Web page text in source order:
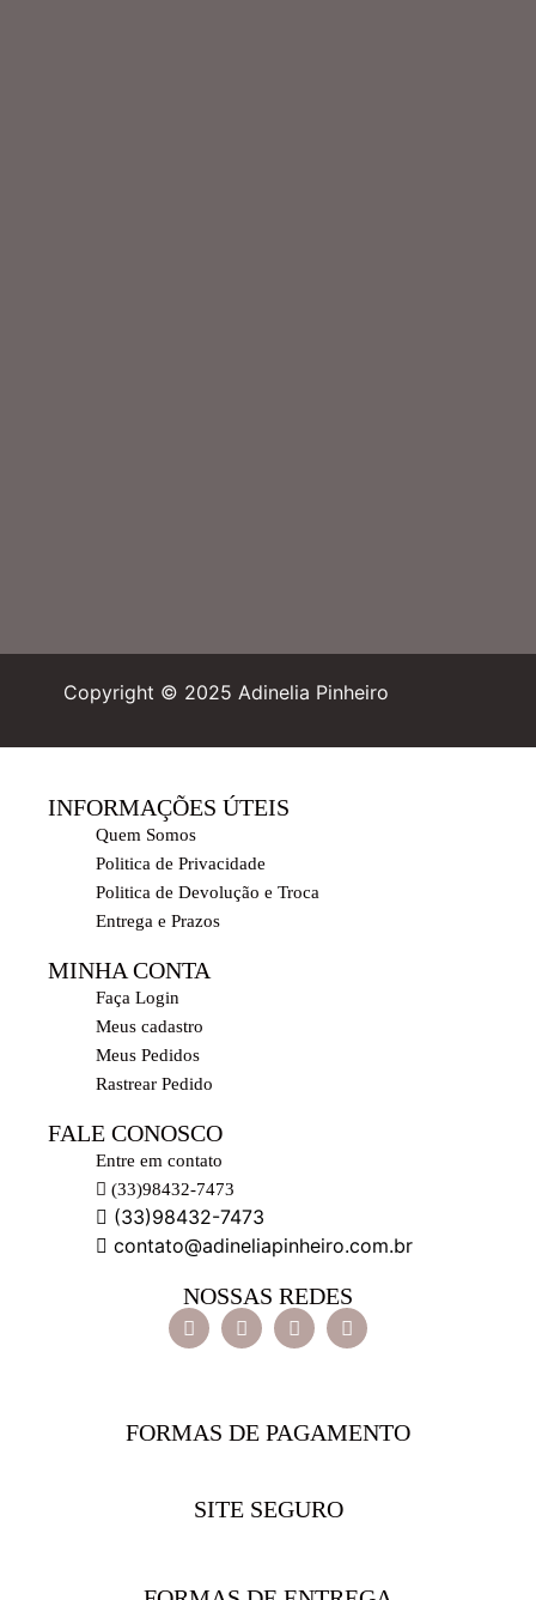
Copyright © 2025 Adinelia Pinheiro
INFORMAÇÕES ÚTEIS
Quem Somos
Politica de Privacidade
Politica de Devolução e Troca
Entrega e Prazos
MINHA CONTA
Faça Login
Meus cadastro
Meus Pedidos
Rastrear Pedido
FALE CONOSCO
Entre em contato
(33)98432-7473
(33)98432-7473
contato@adineliapinheiro.com.br
NOSSAS REDES
FORMAS DE PAGAMENTO
SITE SEGURO